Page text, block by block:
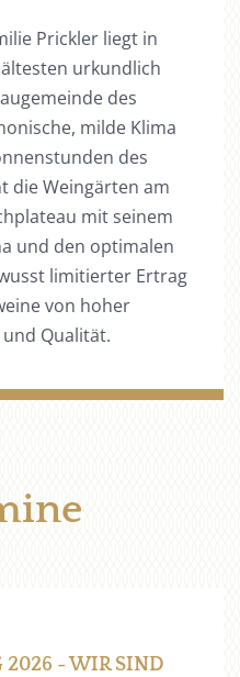
Prickler liegt in
urkundlich
des
milde Klima
des
die Weingärten am
mit seinem
und den optimalen
limitierter Ertrag
von hoher
Qualität.
2026 - WIR SIND